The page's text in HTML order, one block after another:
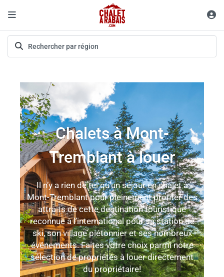
Chalets à Mont-
Tremblant à louer
Il n’y a rien de tel qu’un séjour en chalet à
Mont-Tremblant pour pleinement profiter des
attraits de cette destination touristique
reconnue à l’international pour sa station de
ski, son village piétonnier et ses nombreux
événements. Faites votre choix parmi notre
sélection de propriétés à louer directement
du propriétaire!